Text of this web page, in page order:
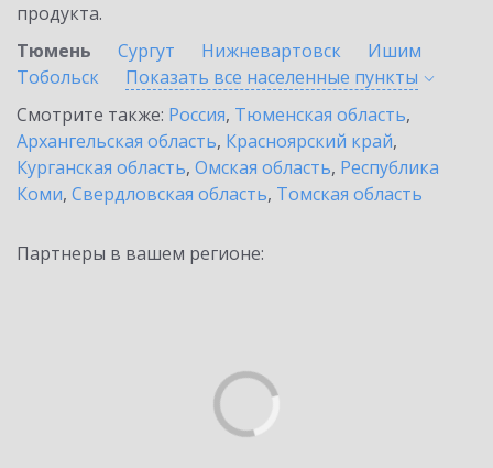
продукта.
Тюмень
Сургут Нижневартовск
Ишим
Тобольск
Показать все населенные пункты
Смотрите также: Россия, Тюменская область,
Архангельская область, Красноярский край,
Курганская область, Омская область, Республика
Коми, Свердловская область, Томская область
Партнеры в вашем регионе: